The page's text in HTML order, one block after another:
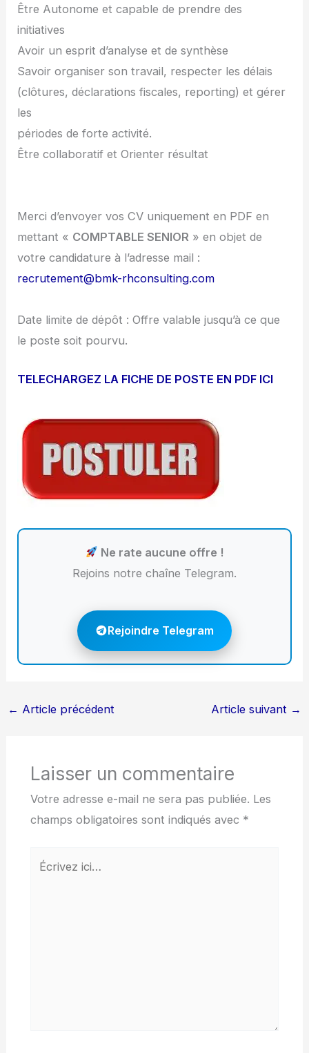
Être Autonome et capable de prendre des
initiatives
Avoir un esprit d’analyse et de synthèse
Savoir organiser son travail, respecter les délais
(clôtures, déclarations fiscales, reporting) et gérer
les
périodes de forte activité.
Être collaboratif et Orienter résultat
Merci d’envoyer vos CV uniquement en PDF en
mettant « COMPTABLE SENIOR » en objet de
votre candidature à l’adresse mail :
recrutement@bmk-rhconsulting.com
Date limite de dépôt : Offre valable jusqu’à ce que
le poste soit pourvu.
TELECHARGEZ LA FICHE DE POSTE EN PDF ICI
Ne rate aucune offre !
Rejoins notre chaîne Telegram.
Rejoindre Telegram
← Article précédent Article suivant →
Laisser un commentaire
Votre adresse e-mail ne sera pas publiée. Les
champs obligatoires sont indiqués avec *
Écrivez